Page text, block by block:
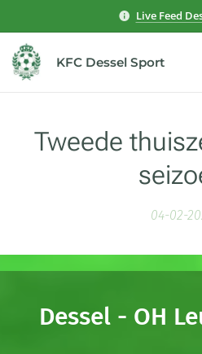
Live Feed
KFC Dessel Sport
Tweede
04-02-
Dessel - OH